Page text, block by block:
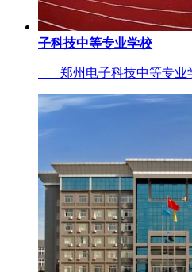
子科技中等专业学校
郑州电子科技中等专业